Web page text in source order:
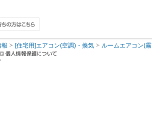
報 [住宅用]エアコン(空調)・換気 ルームエアコン(